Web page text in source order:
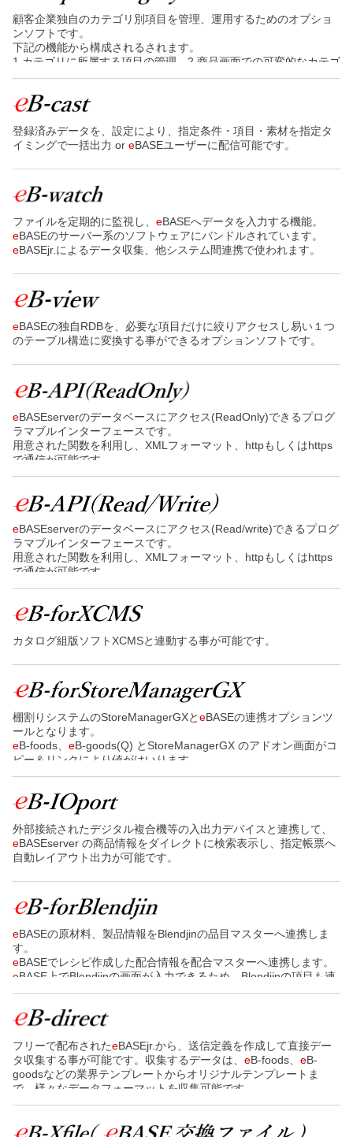
生産性の向上とブランディングの強化を実現します。
顧客企業独自のカテゴリ別項目を管理、運用するためのオプショ
ンソフトです。
下記の機能から構成されるされます。
1.カテゴリに所属する項目の管理 2.商品画面での可変的なカテゴ
リ別項目の表示・登録
4.カテゴリ別項目データ登録のテンプレート作成及びダウンロー
登録済みデータを、設定により、指定条件・項目・素材を指定タ
イミングで一括出力 or eBASEユーザーに配信可能です。
ファイルを定期的に監視し、 eBASEへデータを入力する機能。
eBASEのサーバー系のソフトウェアにバンドルされています。
eBASEjr.によるデータ収集、他システム間連携で使われます。
eBASEの独自RDBを、必要な項目だけに絞りアクセスし易い１つ
のテーブル構造に変換する事ができるオプションソフトです。
eBASEserverのデータベースにアクセス(ReadOnly)できるプログ
ラマブルインターフェースです。
用意された関数を利用し、XMLフォーマット、httpもしくはhttps
で通信が可能です。
eBASEserverのデータベースにアクセス(Read/write)できるプログ
ラマブルインターフェースです。
用意された関数を利用し、XMLフォーマット、httpもしくはhttps
で通信が可能です。
カタログ組版ソフトXCMSと連動する事が可能です。
棚割りシステムのStoreManagerGXとeBASEの連携オプションツ
ールとなります。
eB-foods、 eB-goods(Q) とStoreManagerGX のアドオン画面がコ
ピー＆リンクにより値がはいります。
eB-forStoreManagerGXの情報をCSV出力し、
外部接続されたデジタル複合機等の入出力デバイスと連携して、
eBASEserver の商品情報をダイレクトに検索表示し、指定帳票へ
自動レイアウト出力が可能です。
eBASEの原材料、製品情報をBlendjinの品目マスターへ連携しま
す。
eBASEでレシピ作成した配合情報を配合マスターへ連携します。
eBASE上でBlendjinの画面が入力できるため、Blendjinの項目も連
携可能です。
作業減少、仕様書提出の効率化を実現します。
フリーで配布されたeBASEjr.から、送信定義を作成して直接デー
タ収集する事が可能です。収集するデータは、 eB-foods、 eB-
goodsなどの業界テンプレートからオリジナルテンプレートま
で、様々なデータフォーマットを収集可能です。